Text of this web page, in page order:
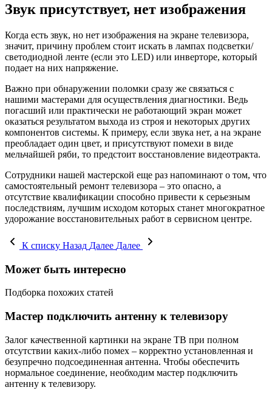
Звук присутствует, нет изображения
Когда есть звук, но нет изображения на экране телевизора,
значит, причину проблем стоит искать в лампах подсветки/
светодиодной ленте (если это LED) или инверторе, который
подает на них напряжение.
Важно при обнаружении поломки сразу же связаться с
нашими мастерами для осуществления диагностики. Ведь
погасший или практически не работающий экран может
оказаться результатом выхода из строя и некоторых других
компонентов системы. К примеру, если звука нет, а на экране
преобладает один цвет, и присутствуют помехи в виде
мельчайшей ряби, то предстоит восстановление видеотракта.
Сотрудники нашей мастерской еще раз напоминают о том, что
самостоятельный ремонт телевизора – это опасно, а
отсутствие квалификации способно привести к серьезным
последствиям, лучшим исходом которых станет многократное
удорожание восстановительных работ в сервисном центре.
К списку Назад Далее Далее
Может быть интересно
Подборка похожих статей
Мастер подключить антенну к телевизору
Залог качественной картинки на экране ТВ при полном
отсутствии каких-либо помех – корректно установленная и
безупречно подсоединенная антенна. Чтобы обеспечить
нормальное соединение, необходим мастер подключить
антенну к телевизору.